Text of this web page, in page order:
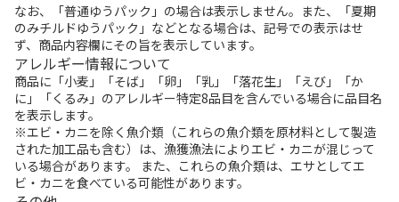
なお、「普通ゆうパック」の場合は表示しません。また、「夏期
のみチルドゆうパック」などとなる場合は、記号での表示はせ
ず、商品内容欄にその旨を表示しています。
アレルギー情報について
商品に「小麦」「そば」「卵」「乳」「落花生」「えび」「か
に」「くるみ」のアレルギー特定8品目を含んでいる場合に品目名
を表示します。
※エビ・カニを除く魚介類（これらの魚介類を原材料として製造
された加工品も含む）は、漁獲漁法によりエビ・カニが混じって
いる場合があります。 また、これらの魚介類は、エサとしてエ
ビ・カニを食べている可能性があります。